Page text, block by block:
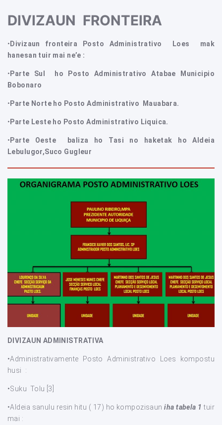
DIVIZAUN FRONTEIRA
• Divizaun fronteira Posto Administrativo Loes mak
hanesan tuir mai ne’e :
• Parte Sul ho Posto Administrativo Atabae Municipio
Bobonaro
• Parte Norte ho Posto Administrativo Mauabara.
• Parte Leste ho Posto Administrativo Liquica.
• Parte Oeste baliza ho Tasi no haketak ho Aldeia
Lebulugor,Suco Gugleur
DIVIZAUN ADMINISTRATIVA
•Administrativamente Posto Administrativo Loes kompostu
husi :
•Suku Tolu [3]
•Aldeia sanulu resin hitu ( 17) ho kompozisauniha tabela 1 tuir
mai :